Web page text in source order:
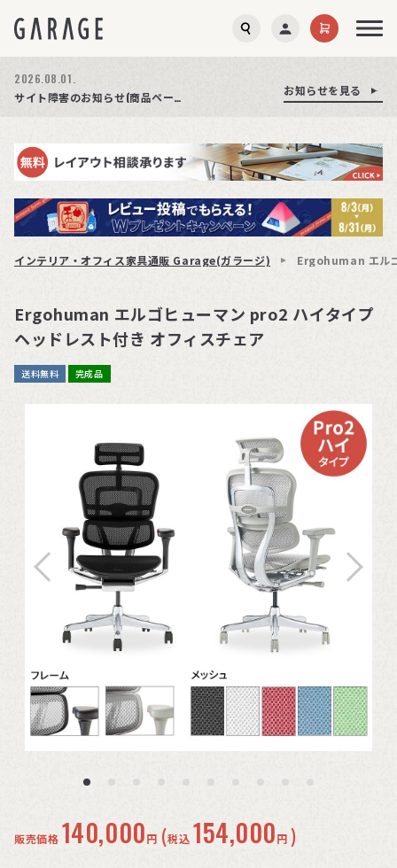
2026.08.03.
お知らせを見る
商品ページ障害復旧のお知らせ お知らせを見る
2026.08.01.
サイト障害のお知らせ(商品ページが正常に表示されない事象発生)
お知らせを見る
インテリア・オフィス家具通販 Garage(ガラージ) Ergohuman エル
Ergohuman エルゴヒューマン pro2 ハイタイプ
ヘッドレスト付き オフィスチェア
送料無料 完成品
販売価格 140,000円 (税込 154,000円 )